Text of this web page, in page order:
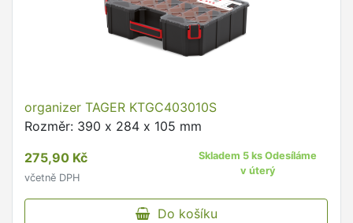
organizer TAGER KTGC403010S
Rozměr: 390 x 284 x 105 mm
275,90 Kč
včetně DPH
Skladem 5 ks Odesíláme
v úterý
Do košíku